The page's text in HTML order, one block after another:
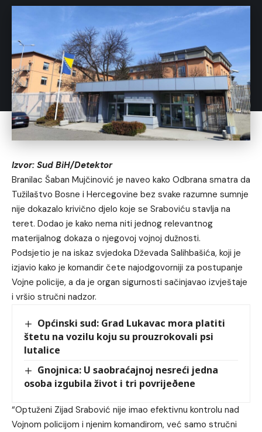
Izvor: Sud BiH/Detektor
Branilac Šaban Mujčinović je naveo kako Odbrana smatra da
Tužilaštvo Bosne i Hercegovine bez svake razumne sumnje
nije dokazalo krivično djelo koje se Sraboviću stavlja na
teret. Dodao je kako nema niti jednog relevantnog
materijalnog dokaza o njegovoj vojnoj dužnosti.
Podsjetio je na iskaz svjedoka Dževada Salihbašića, koji je
izjavio kako je komandir čete najodgovorniji za postupanje
Vojne policije, a da je organ sigurnosti sačinjavao izvještaje
i vršio stručni nadzor.
Općinski sud: Grad Lukavac mora platiti
štetu na vozilu koju su prouzrokovali psi
lutalice
Gnojnica: U saobraćajnoj nesreći jedna
osoba izgubila život i tri povrijeðene
“Optuženi Zijad Srabović nije imao efektivnu kontrolu nad
Vojnom policijom i njenim komandirom, već samo stručni